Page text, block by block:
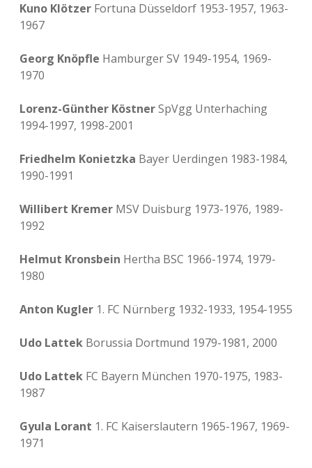
Kuno Klötzer Fortuna Düsseldorf 1953-1957, 1963-
1967
Georg Knöpfle Hamburger SV 1949-1954, 1969-
1970
Lorenz-Günther KöstnerSpVgg Unterhaching
1994-1997, 1998-2001
Friedhelm Konietzka Bayer Uerdingen 1983-1984,
1990-1991
Willibert Kremer MSV Duisburg 1973-1976, 1989-
1992
Helmut Kronsbein Hertha BSC 1966-1974, 1979-
1980
Anton Kugler 1. FC Nürnberg 1932-1933, 1954-1955
Udo Lattek Borussia Dortmund 1979-1981, 2000
Udo Lattek FC Bayern München 1970-1975, 1983-
1987
Gyula Lorant 1. FC Kaiserslautern 1965-1967, 1969-
1971